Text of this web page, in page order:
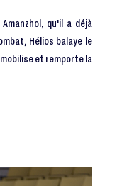
qu'il a déjà
Hélios balaye le
et remporte la